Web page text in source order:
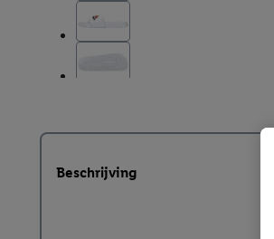
Beschrijving